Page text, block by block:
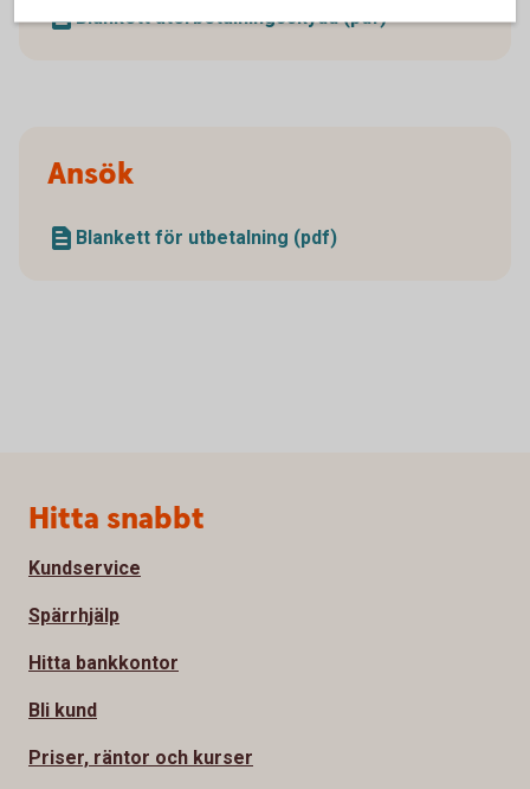
Blankett återbetalningsskydd (pdf)
Ansök
Blankett för utbetalning (pdf)
Sidfot
Hitta snabbt
Kundservice
Spärrhjälp
Hitta bankkontor
Bli kund
Priser, räntor och kurser